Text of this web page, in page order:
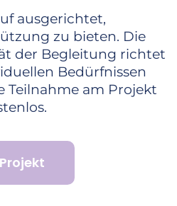
ausgerichtet,
zu bieten. Die
der Begleitung richtet
Bedürfnissen
Teilnahme am Projekt